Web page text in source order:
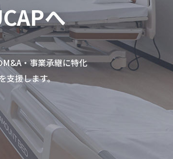
へ
・事業承継に特化
援します。